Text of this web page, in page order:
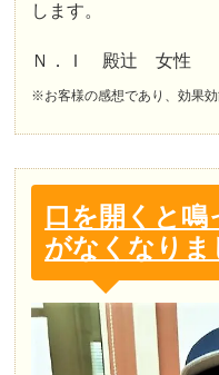
します。
Ｎ．Ｉ 殿辻 女性
※お客様の感想であり、効果効
口を開くと
がなくなりま